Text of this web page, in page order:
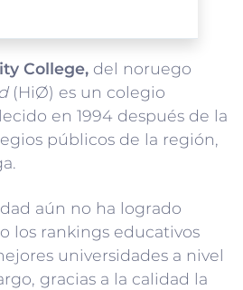
College, del noruego
(HiØ) es un colegio
en 1994 después de la
públicos de la región,
aún no ha logrado
los rankings educativos
universidades a nivel
gracias a la calidad la